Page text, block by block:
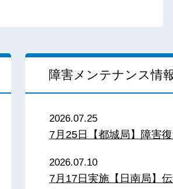
障害メンテナンス情
2026.07.25
7月25日【都城局】障害
2026.07.10
7月17日実施【日南局】